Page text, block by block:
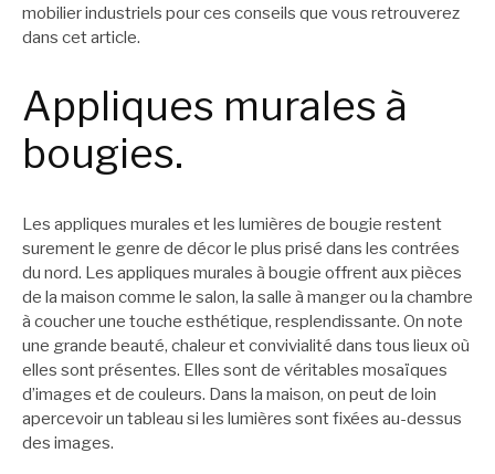
mobilier industriels pour ces conseils que vous retrouverez
dans cet article.
Appliques murales à
bougies.
Les appliques murales et les lumières de bougie restent
surement le genre de décor le plus prisé dans les contrées
du nord. Les appliques murales à bougie offrent aux pièces
de la maison comme le salon, la salle à manger ou la chambre
à coucher une touche esthétique, resplendissante. On note
une grande beauté, chaleur et convivialité dans tous lieux où
elles sont présentes. Elles sont de véritables mosaïques
d’images et de couleurs. Dans la maison, on peut de loin
apercevoir un tableau si les lumières sont fixées au-dessus
des images.